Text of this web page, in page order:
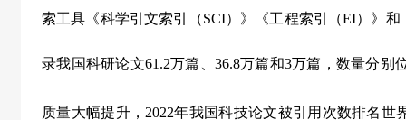
索工具《科学引文索引（SCI）》《工程索引（EI）》和
录我国科研论文61.2万篇、 36.8万篇和3万篇，数量分别
质量大幅提升， 2022年我国科技论文被引用次数排名世